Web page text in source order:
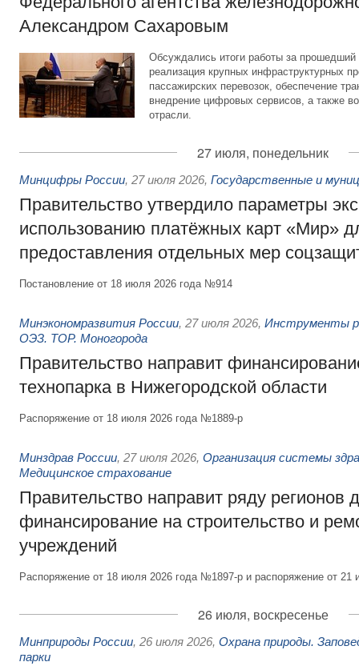
Александром Сахаровым
Обсуждались итоги работы за
реализация крупных инфраструктурных
пассажирских перевозок, обеспечение
внедрение цифровых сервисов, а также
отрасли.
27 июля, понедельник
Минцифры России, 27 июля 2026, Государственные и
Правительство утвердило параметры
использованию платёжных карт «Мир»
предоставления отдельных мер
Постановление от 18 июля 2026 года №914
Минэкономразвития России, 27 июля 2026, Инструменты
ОЭЗ. ТОР. Моногорода
Правительство направит
технопарка в Нижегородской области
Распоряжение от 18 июля 2026 года №1889-р
Минздрав России, 27 июля 2026, Организация системы
Медицинское страхование
Правительство направит ряду регионов
финансирование на строительство и
учреждений
Распоряжение от 18 июля 2026 года №1897-р и распоряжение от
26 июля, воскресенье
Минприроды России, 26 июля 2026, Охрана природы.
парки